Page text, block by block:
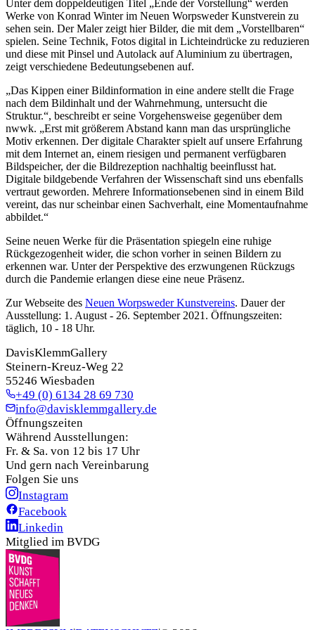
Unter dem doppeldeutigen Titel „Ende der Vorstellung“ werden
Werke von Konrad Winter im Neuen Worpsweder Kunstverein zu
sehen sein. Der Maler zeigt hier Bilder, die mit dem „Vorstellbaren“
spielen. Seine Technik, Fotos digital in Lichteindrücke zu reduzieren
und diese mit Pinsel und Autolack auf Aluminium zu übertragen,
zeigt verschiedene Bedeutungsebenen auf.
„Das Kippen einer Bildinformation in eine andere stellt die Frage
nach dem Bildinhalt und der Wahrnehmung, untersucht die
Struktur.“, beschreibt er seine Vorgehensweise gegenüber dem
nwwk. „Erst mit größerem Abstand kann man das ursprüngliche
Motiv erkennen. Der digitale Charakter spielt auf unsere Erfahrung
mit dem Internet an, einem riesigen und permanent verfügbaren
Bildspeicher, der die Bildrezeption nachhaltig beeinflusst hat.
Digitale bildgebende Verfahren der Wissenschaft sind uns ebenfalls
vertraut geworden. Mehrere Informationsebenen sind in einem Bild
vereint, das nur scheinbar einen Sachverhalt, eine Momentaufnahme
abbildet.“
Seine neuen Werke für die Präsentation spiegeln eine ruhige
Rückgezogenheit wider, die schon vorher in seinen Bildern zu
erkennen war. Unter der Perspektive des erzwungenen Rückzugs
durch die Pandemie erlangen diese eine neue Präsenz.
Zur Webseite des Neuen Worpsweder Kunstvereins. Dauer der
Ausstellung: 1. August - 26. September 2021. Öffnungszeiten:
täglich, 10 - 18 Uhr.
DavisKlemmGallery
Steinern-Kreuz-Weg 22
55246 Wiesbaden
+49 (0) 6134 28 69 730
info@davisklemmgallery.de
Öffnungszeiten
Während Ausstellungen:
Fr. & Sa. von 12 bis 17 Uhr
Und gern nach Vereinbarung
Folgen Sie uns
Instagram
Facebook
Linkedin
Mitglied im BVDG